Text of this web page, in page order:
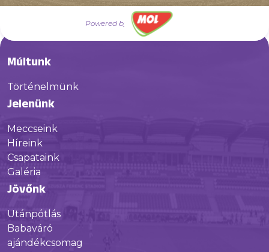
Powered by
Múltunk
Történelmünk
Jelenünk
Meccseink
Híreink
Csapataink
Galéria
Jövőnk
Utánpótlás
Babaváró
ajándékcsomag